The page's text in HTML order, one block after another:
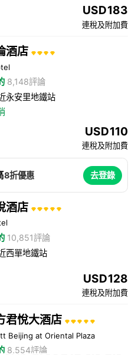
USD183
連稅及附加費
酒店
8,148評論
永安里地鐵站
USD110
連稅及附加費
8折優惠 去登錄
酒店
10,851評論
西單地鐵站
USD128
連稅及附加費
君悅大酒店
Beijing at Oriental Plaza
8,554評論